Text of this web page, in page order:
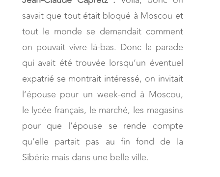
savait que tout était bloqué à Moscou et
tout le monde se demandait comment
on pouvait vivre là-bas. Donc la parade
qui avait été trouvée lorsqu’un éventuel
expatrié se montrait intéressé, on invitait
l’épouse pour un week-end à Moscou,
le lycée français, le marché, les magasins
pour que l’épouse se rende compte
qu’elle partait pas au fin fond de la
Sibérie mais dans une belle ville.